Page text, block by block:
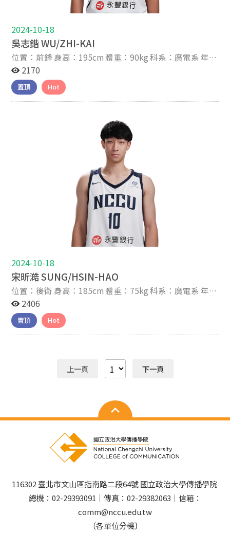
2024-10-18
吳志鍇 WU/ZHI-KAI
位置：前鋒 身高：195cm 體重：90kg 科系：廣電系 年
級：大四 家鄉：台北 高中：南山高中 生日：2003-09-19
星座：處女座 IG帳號：_kyle_0919 關於我 About Me
2022-9 我叫做吳志鍇，出生在台北市，小學一二年級時
因為搬家的緣故轉學到吳興國小，也因身高比同齡的學生
地在籃球這項運動中找到了興趣，最後在全國小學籃球錦
中，在高中的三年之中分別拿下一座季軍和兩座亞軍，我
想我應該比誰都更能了解到那種只差一步就能登頂的感
覺，這也讓我更渴望拿下那座冠軍。 從小父母都很放心地
讓我去做自己有興趣的事情，對於我所做的任何決定都非
常支持，也會從旁給予許多建議和幫助，而我也從小就培
養了非常獨立的個性。 很榮幸能加入政大雄鷹這個大家
庭，讓我能夠有這麼好的環境去追逐自己的目標並展現自
己，在未來這四年我會更努力地去精進自己，不管是在球
技上亦或是課業都期許自己能更上一層樓，高中沒拿到
2170
置頂 Hot
2024-10-18
宋昕澔 SUNG/HSIN-HAO
位置：後衛 身高：185cm 體重：75kg 科系：廣電系 年
級：大四 家鄉：苗栗 高中：南山高中 生日：2003-09-04
星座：處女 IG帳號：hao_0_9_0_4 關於我 About Me
2022-9 我叫宋昕澔，生於民國92年9月4日。家裡有9位成
員，而我是老大，母親是從事服務業，父親是從事工廠員
樂。我的個性是那種能收能放的個性，也很熱心助人。但
是在球場上的個性是比較穩定的，也因為這樣，大家也很
這樣讓我認識了更多人。因為大家都來自四面八方，也因
為這樣讓我知道人外有人天外有天，讓我知道要更加努力
道要當一個運動員是需要付出代價的，殊不知我的轉捩點
在國二，教練給我這個機會讓我站上12人名單，也因為這
樣，我不太適應這樣高強度的訓練之下，讓我一度有想放
撐下去吧。 就這樣一路撐下來到了國三我的目標又更加的
明確，因為是最後一年了，不管怎樣都要堅持下去，也靠
著大家在球場上的努力，這樣一天一天的堅持都分不清楚
流的是汗水還是淚水了。 畢業之後我有機會成為南山高中
的一員，並接受更高强度的訓練，訓練體能的方式也是天
2406
置頂 Hot
上一頁 下一頁
116302 臺北市文山區指南路二段64號 國立政治大學傳播學院
總機：02-29393091｜傳真：02-29382063｜信箱：
comm@nccu.edu.tw
〔各單位分機〕